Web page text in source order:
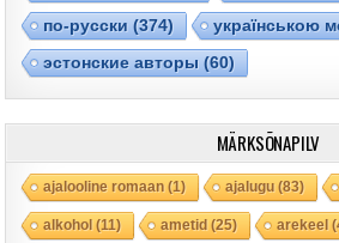
по-русски (374) українською
эстонские авторы (60)
MÄRKSÕNAPILV
ajalooline romaan(1) ajalugu(83)
alkohol(11) ametid(25) arekeel